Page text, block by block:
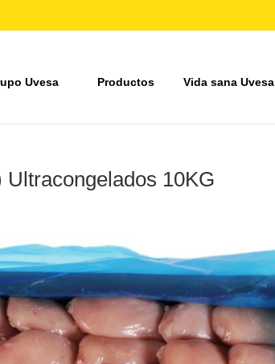
Uvesa Productos Vida sana Uvesa
10KG